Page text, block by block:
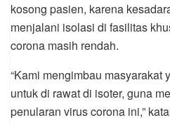
kosong pasien, karena
menjalani isolasi di fasilitas
corona masih rendah.
“Kami mengimbau masyarakat
untuk di rawat di isoter, guna
penularan virus corona ini,”